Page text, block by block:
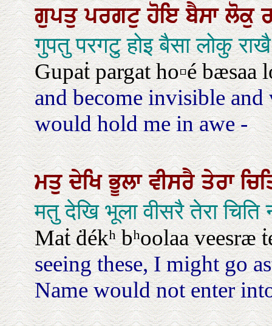
ਗੁਪਤੁਪਰਗਟੁਹੋਇਬੈਸਾਲੋਕੁ
गुपतु परगटु होइ बैसा लोकु
Gupaṫ pargat ho▫é bæsaa
and become invisible
would hold me in awe -
ਮਤੁਦੇਖਿਭੂਲਾਵੀਸਰੈਤੇਰਾ
मतु देखि भूला वीसरै तेरा
Maṫ ḋékʰ bʰoolaa veesræ
seeing these, I might go
Name would not enter